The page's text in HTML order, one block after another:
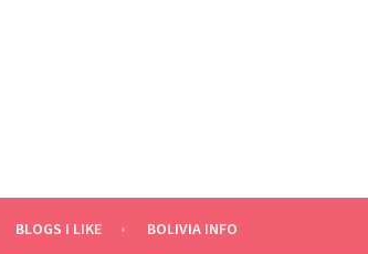
BLOGS I LIKE BOLIVIA INFO